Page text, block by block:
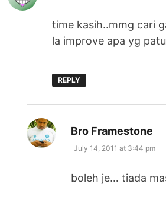
time kasih..mmg cari
la improve apa yg
REPLY
Bro Framestone
July 14, 2011 at 3:44 pm
boleh je… tiada